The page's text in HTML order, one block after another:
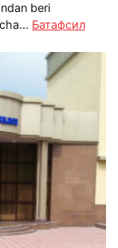
beri
Батафсил